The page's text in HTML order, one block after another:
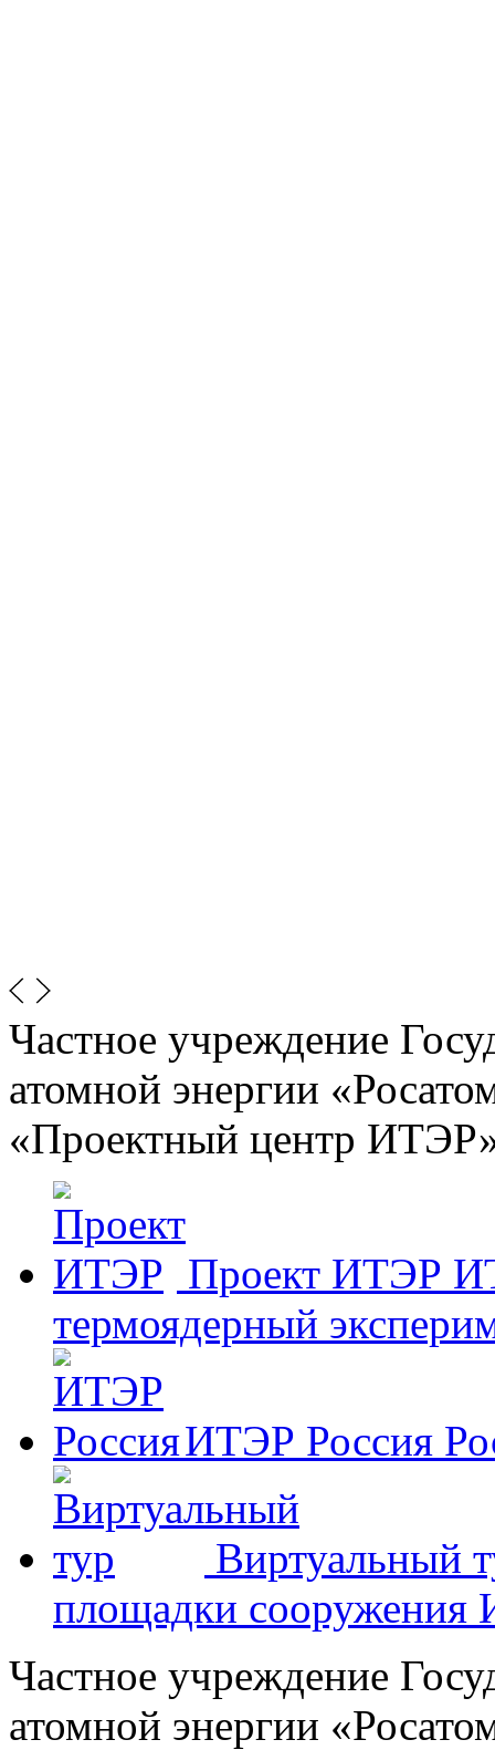
Частное учреждение
атомной энергии
«Проектный центр
Проект ИТЭР
термоядерный
ИТЭР Россия
Виртуальный
площадки
Частное учреждение
атомной энергии